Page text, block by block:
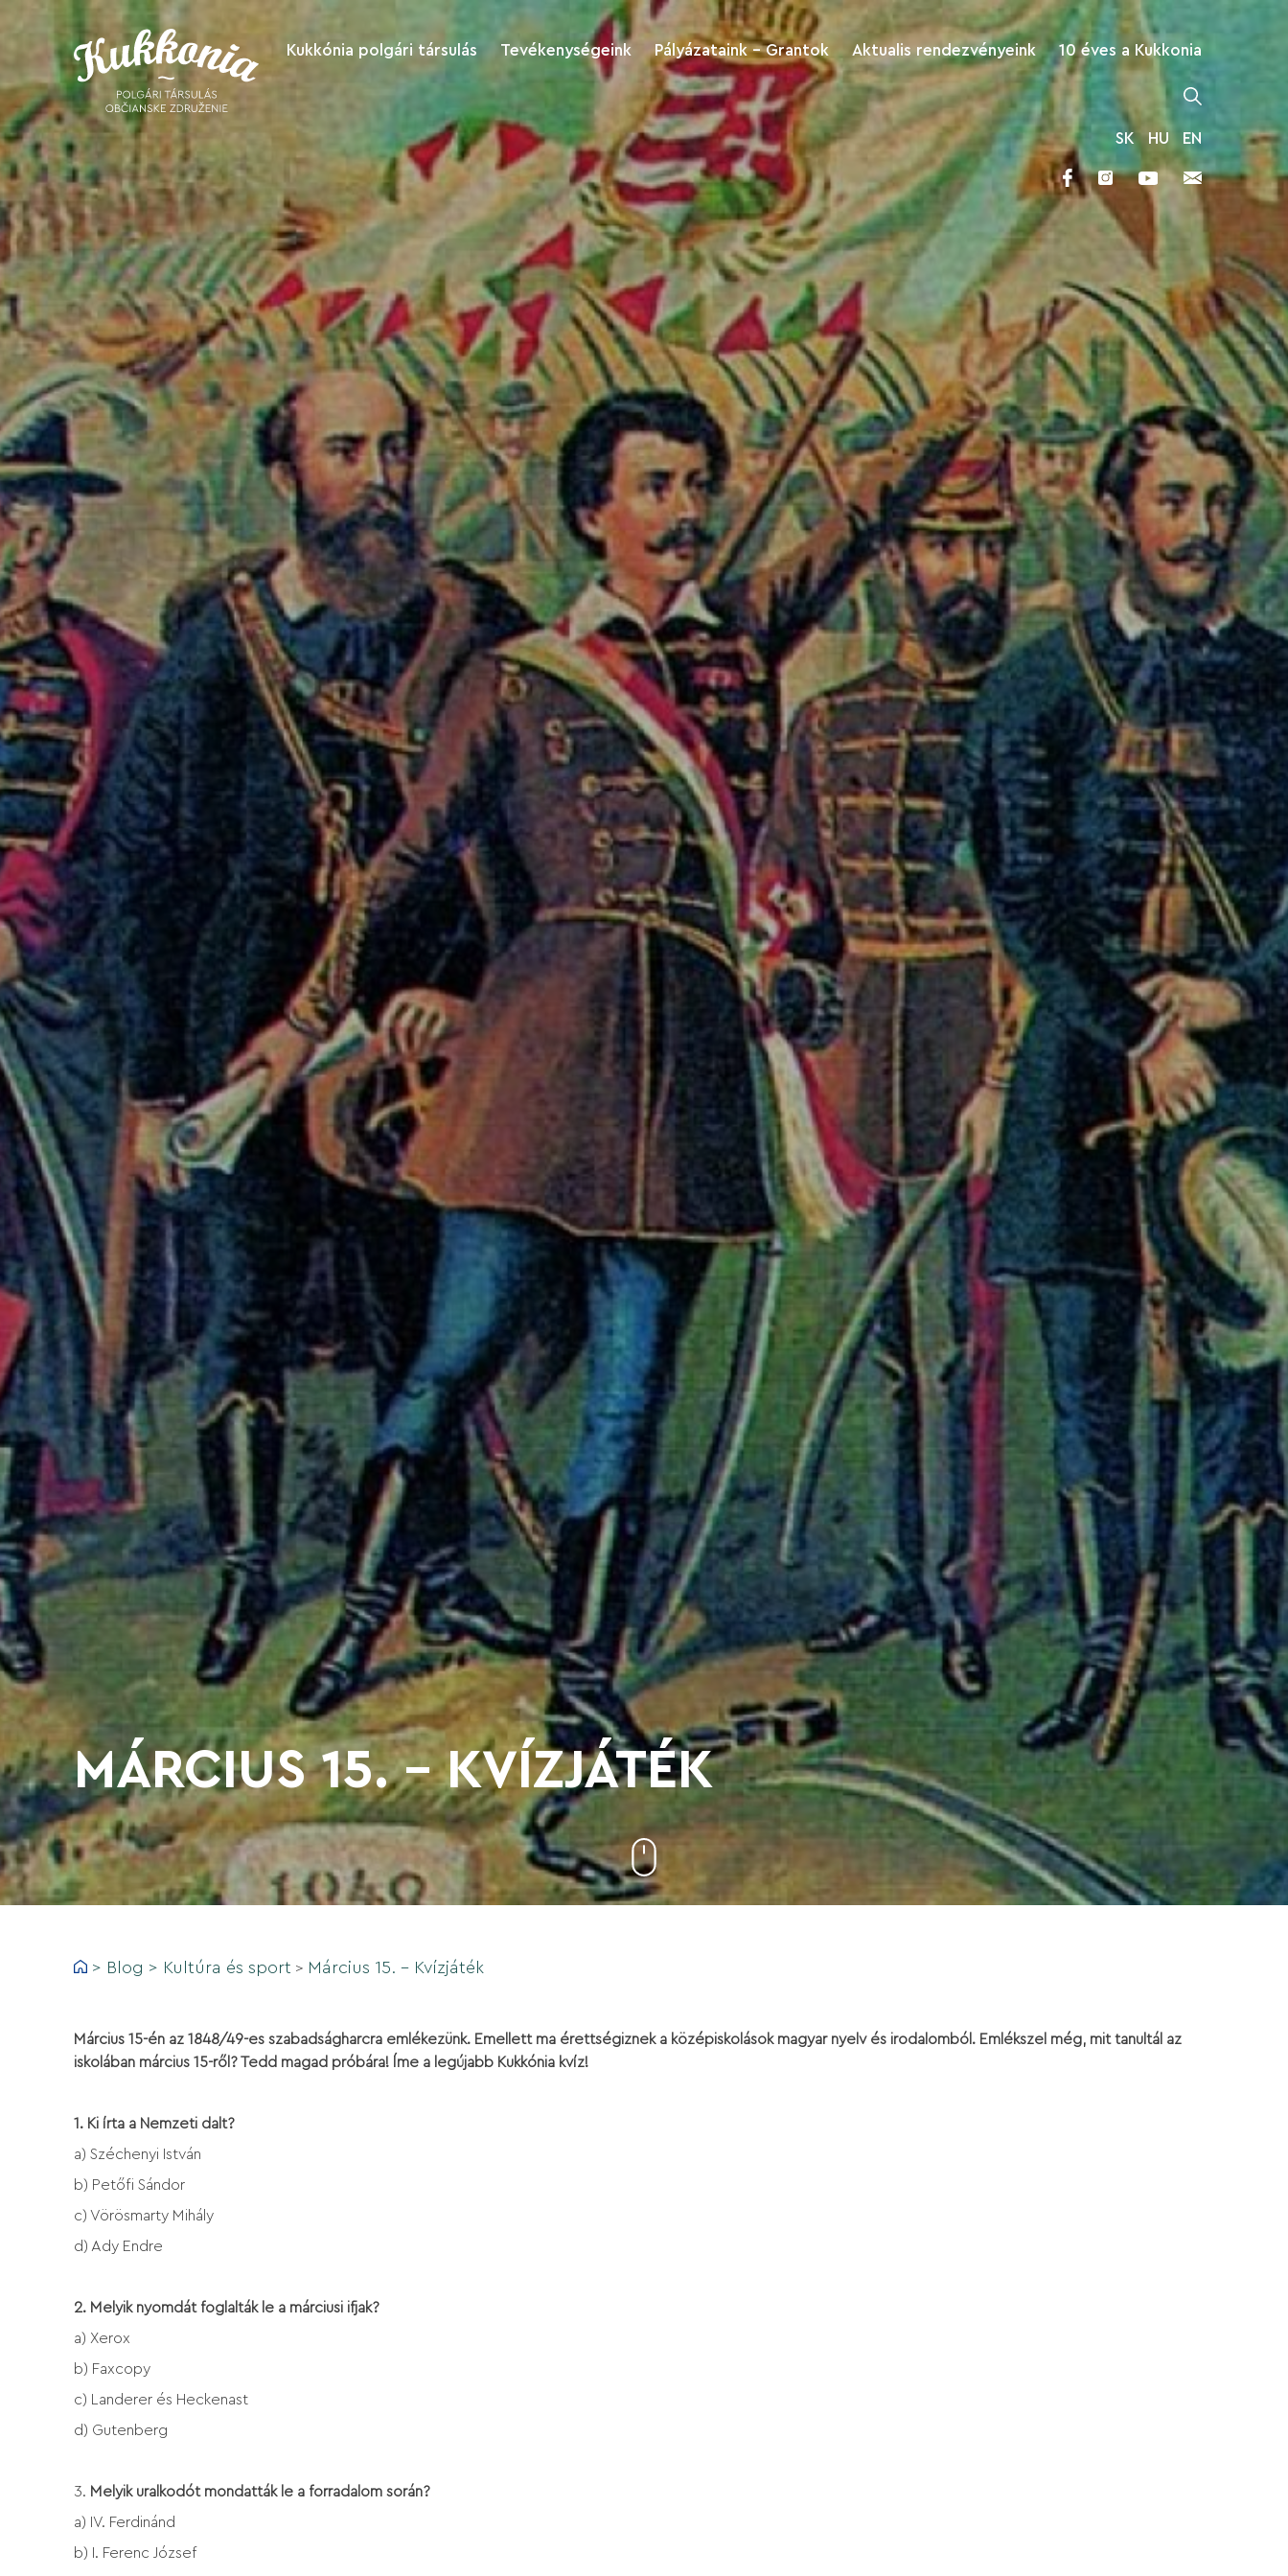
MÁRCIUS 15. - KVÍZJÁTÉK
SK HU EN
Kukkónia polgári társulás
Támogasson
bennünket
Akikkel
együttműködünk
Tevékenységeink
Kukkonia
régiófejlesztés és
turizmus
Kukkonia kultúra és
sport
Kukkonia Green
Kukkonia Caritas
Pályázataink - Grantok
Pályázatok
Akiket támogattunk
Dokumentumok
letöltése
Aktualis rendezvényeink 10 éves a Kukkonia
> Blog > Kultúra és sport > Március 15. - Kvízjáték
Március 15-én az 1848/49-es szabadságharcra emlékezünk. Emellett ma érettségiznek a középiskolások magyar nyelv és irodalomból. Emlékszel még, mit tanultál az
iskolában március 15-ről? Tedd magad próbára! Íme a legújabb Kukkónia kvíz!
1. Ki írta a Nemzeti dalt?
a) Széchenyi István
b) Petőfi Sándor
c) Vörösmarty Mihály
d) Ady Endre
2. Melyik nyomdát foglalták le a márciusi ifjak?
a) Xerox
b) Faxcopy
c) Landerer és Heckenast
d) Gutenberg
3. Melyik uralkodót mondatták le a forradalom során?
a) IV. Ferdinánd
b) I. Ferenc József